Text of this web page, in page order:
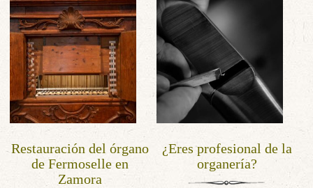
Restauración del órgano
de Fermoselle en
Zamora
¿Eres profesional de la
organería?